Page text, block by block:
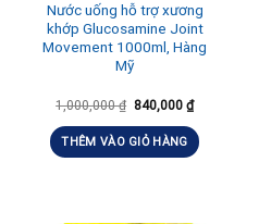
Nước uống hỗ trợ xương
khớp Glucosamine Joint
Movement 1000ml, Hàng
Mỹ
1,000,000₫ 840,000 ₫
THÊM VÀO GIỎ HÀNG